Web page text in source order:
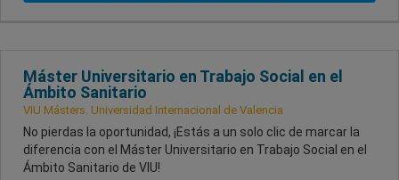
Máster Universitario en Trabajo Social en el
Ámbito Sanitario
VIU Másters. Universidad Internacional de Valencia
No pierdas la oportunidad, ¡Estás a un solo clic de marcar la
diferencia con el Máster Universitario en Trabajo Social en el
Ámbito Sanitario de VIU!